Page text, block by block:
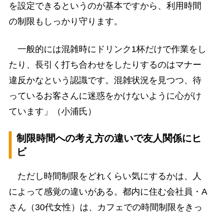
を設定できるというのが基本ですから、利用時間
の制限もしっかり守ります。
一般的には混雑時にドリンク1杯だけで作業をし
たり、長引く打ち合わせをしたりするのはマナー
違反かなという認識です。混雑状況を見つつ、待
っているお客さんに迷惑をかけないように心がけ
ています」（小浦氏）
制限時間への考え方の違いで友人関係にヒ
ビ
ただし時間制限をどれくらい気にするかは、人
によって感覚の違いがある。都内に住む会社員・A
さん（30代女性）は、カフェでの時間制限をきっ